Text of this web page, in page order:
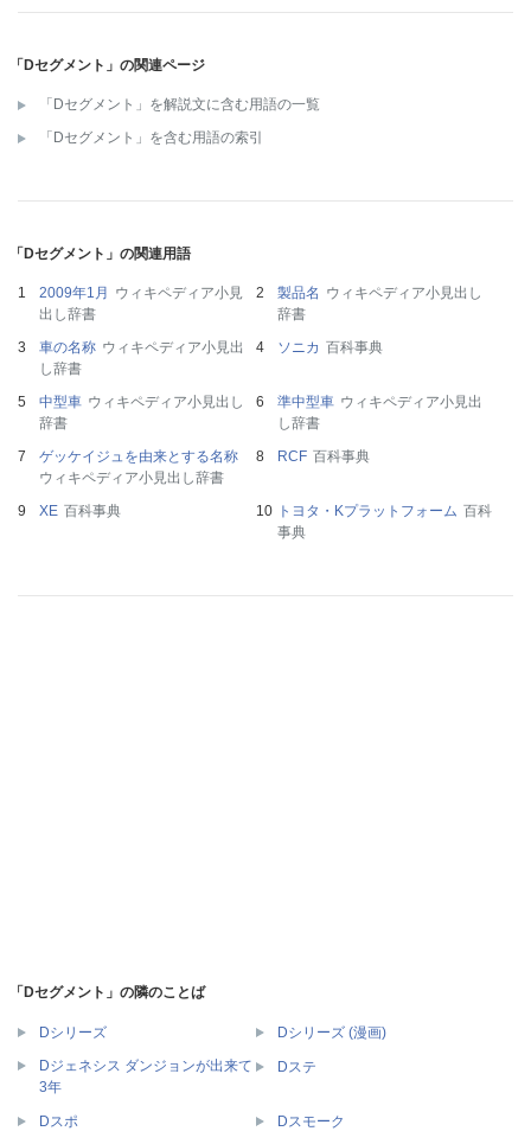
「Dセグメント」の関連ページ
「Dセグメント」を解説文に含む用語の一覧
「Dセグメント」を含む用語の索引
「Dセグメント」の関連用語
2009年1月
ウィキペディア小見
出し辞書
製品名 ウィキペディア小見出し
辞書
車の名称 ウィキペディア小見出
し辞書
ソニカ 百科事典
中型車 ウィキペディア小見出し
辞書
準中型車 ウィキペディア小見出
し辞書
ゲッケイジュを由来とする名称
ウィキペディア小見出し辞書
RCF 百科事典
XE 百科事典 トヨタ・Kプラットフォーム 百科
事典
「Dセグメント」の隣のことば
Dシリーズ
Dシリーズ (漫画)
Dジェネシス ダンジョンが出来て
3年
Dステ
Dスポ Dスモーク